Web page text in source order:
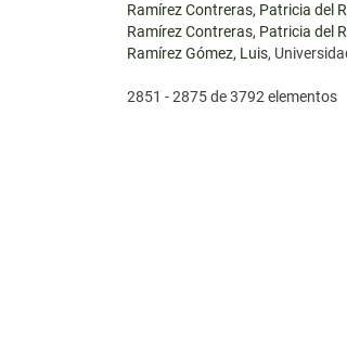
Ramírez Contreras, Patricia del
Ramírez Contreras, Patricia del
Ramírez Gómez, Luis,
2851 - 2875 de 3792 elementos